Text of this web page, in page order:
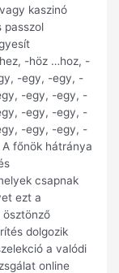
kaszinó
passzol
-höz …hoz, -
-egy, -egy, -
-egy, -egy, -
-egy, -egy, -
-egy, -egy, -
főnök hátránya
csapnak
ezt a
ösztönző
dolgozik
a valódi
online